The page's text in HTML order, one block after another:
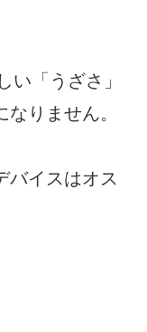
い「うざさ」
りません。
バイスはオス